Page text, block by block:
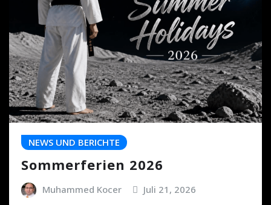
NEWS UND BERICHTE
Sommerferien 2026
Muhammed Kocer Juli 21, 2026